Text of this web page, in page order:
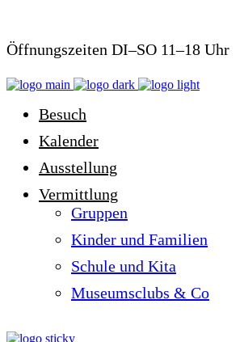
Öffnungszeiten DI–SO 11–18 Uhr
Besuch
Kalender
Ausstellung
Vermittlung
Gruppen
Kinder und Familien
Schule und Kita
Museumsclubs & Co